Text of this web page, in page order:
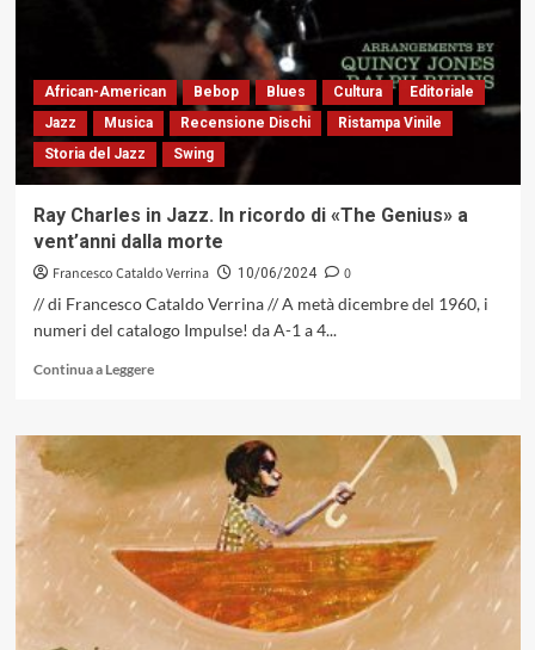
African-American Bebop Blues Cultura
Editoriale
Jazz
Musica Recensione Dischi
Ristampa Vinile
Storia del Jazz
Swing
Ray Charles in Jazz. In ricordo di «The Genius» a
vent’anni dalla morte
Francesco Cataldo Verrina 10/06/2024
0
// di Francesco Cataldo Verrina // A metà dicembre del 1960, i
numeri del catalogo Impulse! da A-1 a 4...
Continua a LeggereLeggi
su
Charles
in
Jazz.
In
ricordo
di
«The
Genius»